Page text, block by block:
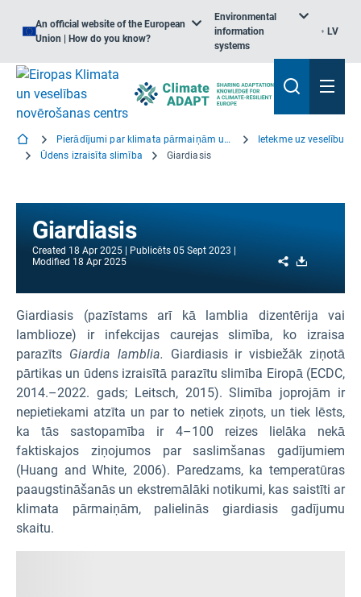
An official website of the European
Union | How do you know?
Environmental
information
systems
LV
Pierādījumi par klimata pārmaiņām un veselību
Ietekme uz veselību
Ūdens izraisīta slimība
Giardiasis
Giardiasis
Created 18 Apr 2025 Publicēts 05 Sept 2023
Modified 18 Apr 2025 Share
Giardiasis (pazīstams arī kā lamblia dizentērija vai
lamblioze) ir infekcijas caurejas slimība, ko izraisa
parazīts Giardia lamblia. Giardiasis ir visbiežāk ziņotā
pārtikas un ūdens izraisītā parazītu slimība Eiropā (ECDC,
2014.–2022. gads; Leitsch, 2015). Slimība joprojām ir
nepietiekami atzīta un par to netiek ziņots, un tiek lēsts,
ka tās sastopamība ir 4–100 reizes lielāka nekā
faktiskajos ziņojumos par saslimšanas gadījumiem
(Huang and White, 2006). Paredzams, ka temperatūras
paaugstināšanās un ekstremālāki notikumi, kas saistīti ar
klimata pārmaiņām, palielinās giardiasis gadījumu
skaitu.